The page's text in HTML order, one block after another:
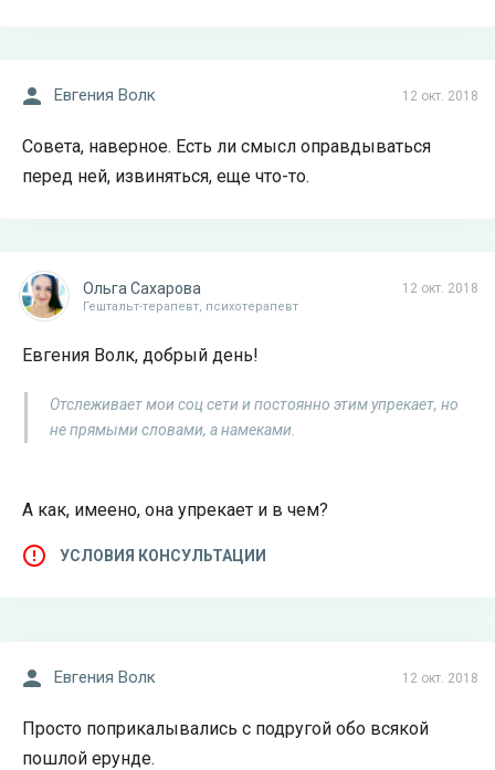
12 окт. 2018
Евгения Волк
Совета, наверное. Есть ли смысл оправдываться
перед ней, извиняться, еще что-то.
12 окт. 2018
Ольга Сахарова
Гештальт-терапевт, психотерапевт
Евгения Волк, добрый день!
Отслеживает мои соц сети и постоянно этим упрекает, но
не прямыми словами, а намеками.
А как, имеено, она упрекает и в чем?
УСЛОВИЯ КОНСУЛЬТАЦИИ
12 окт. 2018
Евгения Волк
Просто поприкалывались с подругой обо всякой
пошлой ерунде.